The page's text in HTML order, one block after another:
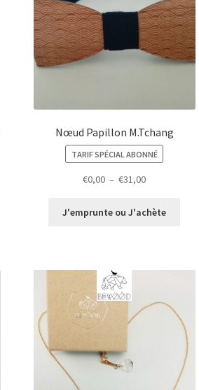
Nœud Papillon M.Tchang
TARIF SPÉCIAL ABONNÉ
€0,00 – €31,00Plage
prix :
J'emprunte ou J'achète